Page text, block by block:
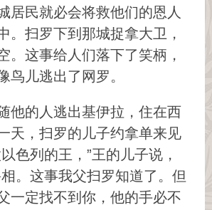
居民就必会将救他们的恩人
。扫罗下到那城捉拿大卫，
。这事给人们落下了笑柄，
鸟儿逃出了网罗。
他的人逃出基伊拉，住在西
天，扫罗的儿子约拿单来见
色列的王，”王的儿子说，
。这事我父扫罗知道了。但
一定找不到你，他的手必不